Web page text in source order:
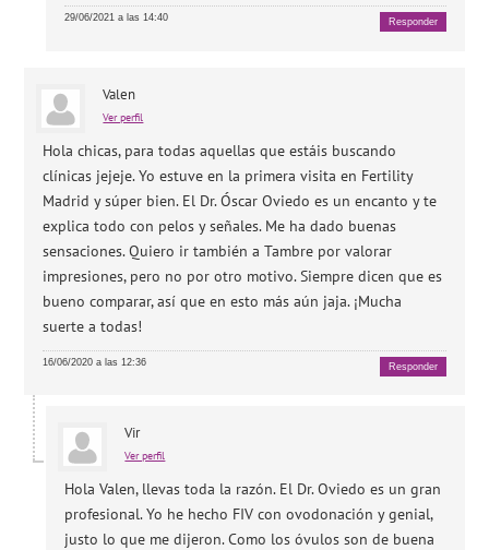
29/06/2021 a las 14:40 Responder
Valen
Ver perfil
Hola chicas, para todas aquellas que estáis buscando
clínicas jejeje. Yo estuve en la primera visita en Fertility
Madrid y súper bien. El Dr. Óscar Oviedo es un encanto y te
explica todo con pelos y señales. Me ha dado buenas
sensaciones. Quiero ir también a Tambre por valorar
impresiones, pero no por otro motivo. Siempre dicen que es
bueno comparar, así que en esto más aún jaja. ¡Mucha
suerte a todas!
16/06/2020 a las 12:36 Responder
Vir
Ver perfil
Hola Valen, llevas toda la razón. El Dr. Oviedo es un gran
profesional. Yo he hecho FIV con ovodonación y genial,
justo lo que me dijeron. Como los óvulos son de buena